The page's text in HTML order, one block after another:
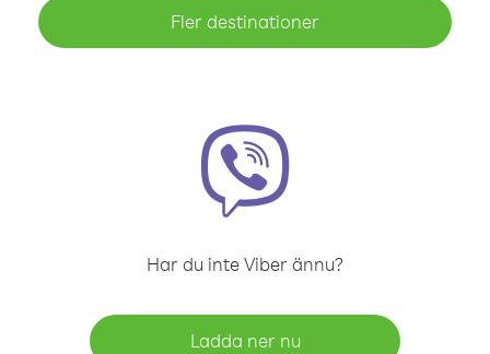
Fler destinationer
Har du inte Viber ännu?
Ladda ner nu